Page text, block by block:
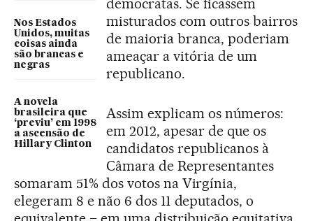
Nos Estados
Unidos, muitas
coisas ainda
são brancas e
negras
A novela
brasileira que
‘previu’ em 1998
a ascensão de
Hillary Clinton
democratas. Se ficassem
misturados com outros bairros
de maioria branca, poderiam
ameaçar a vitória de um
republicano.
Assim explicam os números:
em 2012, apesar de que os
candidatos republicanos à
Câmara de Representantes
somaram 51% dos votos na Virgínia,
elegeram 8 e não 6 dos 11 deputados, o